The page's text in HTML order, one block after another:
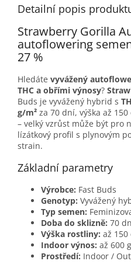
Detailní popis
Strawberry Gorilla
autoflowering
27 %
Hledáte vyvážený
THC a obřími výnosy?
Buds je vyvážený hybrid s
g/m² za 70 dní, výška až
– velký vzrůst může být pro
lízátkový profil s plynovým
strain.
Základní parametry
Výrobce: Fast Buds
Genotyp: Vyvážený
Typ semen:
Doba do sklizně: 70
Výška rostliny: až 150
Indoor výnos: až 600
Prostředí: Indoor /